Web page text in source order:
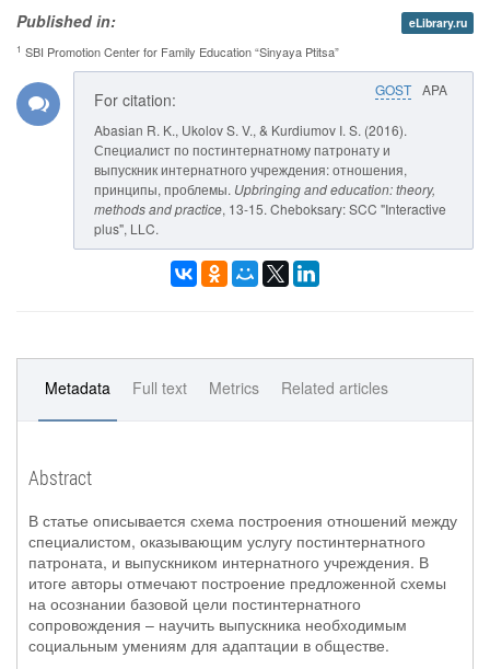
Published in:
eLibrary.ru
1 SBI Promotion Center for Family Education “Sinyaya Ptitsa”
GOST APA
For citation:
Abasian R. K., Ukolov S. V., & Kurdiumov I. S. (2016).
Специалист по постинтернатному патронату и
выпускник интернатного учреждения: отношения,
принципы, проблемы. Upbringing and education: theory,
methods and practice, 13-15. Cheboksary: SCC "Interactive
plus", LLC.
Metadata Full text Metrics Related articles
Abstract
В статье описывается схема построения отношений между
специалистом, оказывающим услугу постинтернатного
патроната, и выпускником интернатного учреждения. В
итоге авторы отмечают построение предложенной схемы
на осознании базовой цели постинтернатного
сопровождения – научить выпускника необходимым
социальным умениям для адаптации в обществе.